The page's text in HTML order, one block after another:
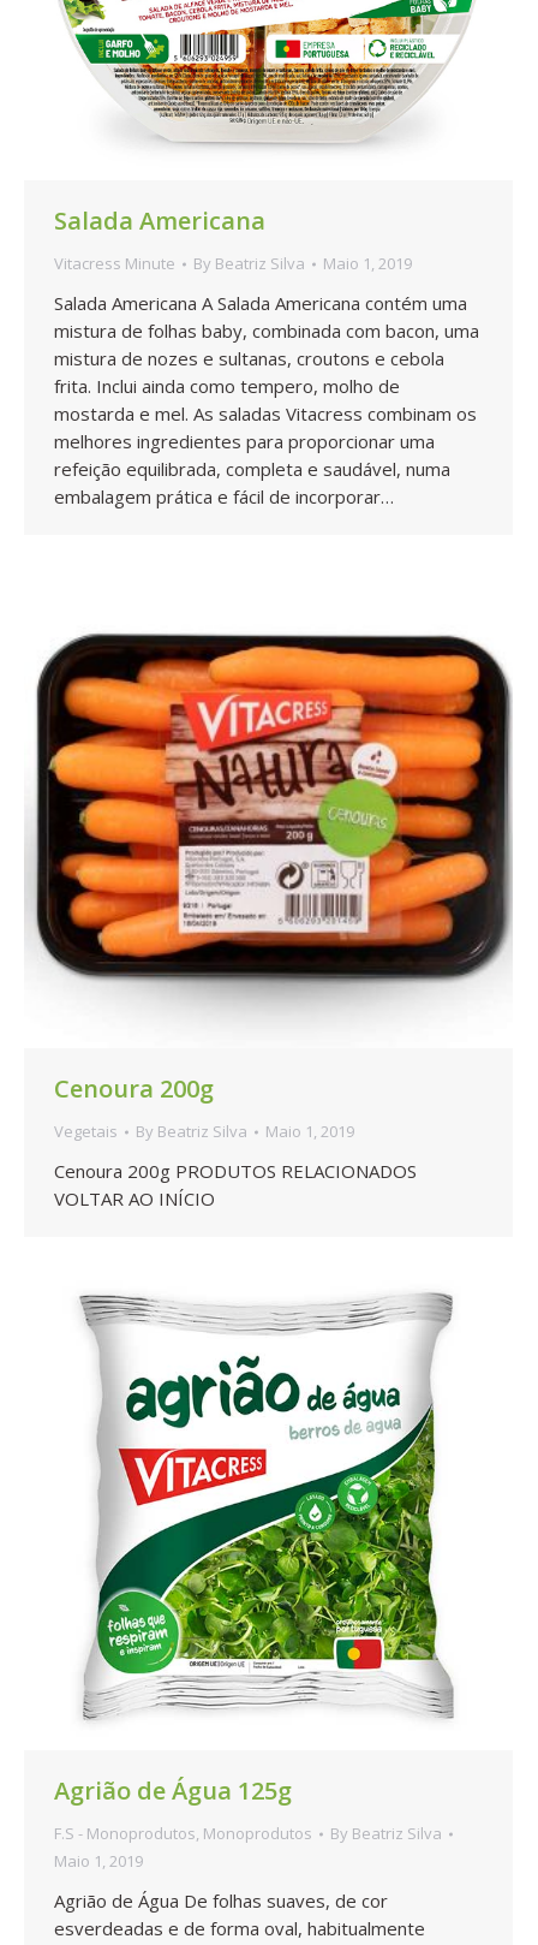
Salada Americana
Vitacress Minute By Beatriz Silva Maio 1, 2019
Salada Americana A Salada Americana contém uma
mistura de folhas baby, combinada com bacon, uma
mistura de nozes e sultanas, croutons e cebola
frita. Inclui ainda como tempero, molho de
mostarda e mel. As saladas Vitacress combinam os
melhores ingredientes para proporcionar uma
refeição equilibrada, completa e saudável, numa
embalagem prática e fácil de incorporar…
Cenoura 200g
Vegetais By Beatriz Silva Maio 1, 2019
Cenoura 200g PRODUTOS RELACIONADOS
VOLTAR AO INÍCIO
Agrião de Água 125g
F.S - Monoprodutos, Monoprodutos By Beatriz Silva
Maio 1, 2019
Agrião de Água De folhas suaves, de cor
esverdeadas e de forma oval, habitualmente